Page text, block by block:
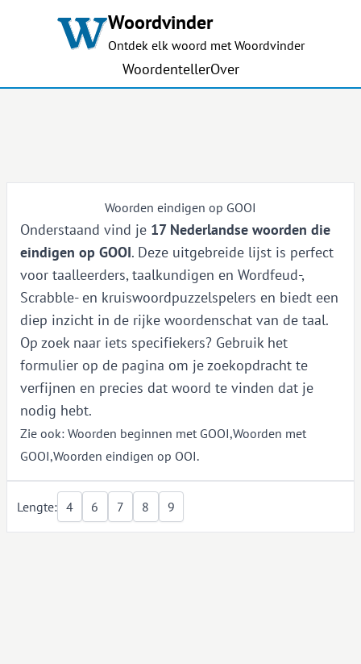
Woordvinder
Ontdek elk woord met Woordvinder
WoordentellerOver
Woorden eindigen op GOOI
Onderstaand vind je 17 Nederlandse woorden die
eindigen op GOOI. Deze uitgebreide lijst is perfect
voor taalleerders, taalkundigen en Wordfeud-,
Scrabble- en kruiswoordpuzzelspelers en biedt een
diep inzicht in de rijke woordenschat van de taal.
Op zoek naar iets specifiekers? Gebruik het
formulier op de pagina om je zoekopdracht te
verfijnen en precies dat woord te vinden dat je
nodig hebt.
Zie ook: Woorden beginnen met GOOI,Woorden met
GOOI,Woorden eindigen op OOI.
Lengte: 4 6 7 8 9